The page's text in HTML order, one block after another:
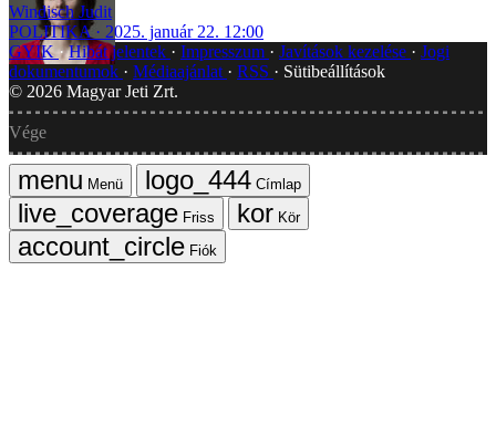
Windisch Judit
POLITIKA
2025. január 22. 12:00
GYIK Hibát jelentek Impresszum Javítások kezelése
Jogi
dokumentumok
Médiaajánlat RSS
Sütibeállítások
© 2026 Magyar Jeti Zrt.
Vége
Menü
Címlap
Friss
Kör
Fiók